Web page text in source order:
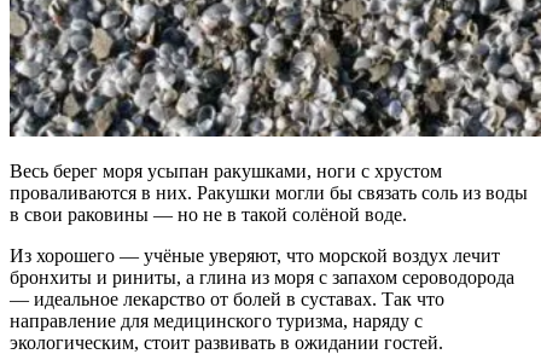
Весь берег моря усыпан ракушками, ноги с хрустом
проваливаются в них. Ракушки могли бы связать соль из воды
в свои раковины — но не в такой солёной воде.
Из хорошего — учёные уверяют, что морской воздух лечит
бронхиты и риниты, а глина из моря с запахом сероводорода
— идеальное лекарство от болей в суставах. Так что
направление для медицинского туризма, наряду с
экологическим, стоит развивать в ожидании гостей.